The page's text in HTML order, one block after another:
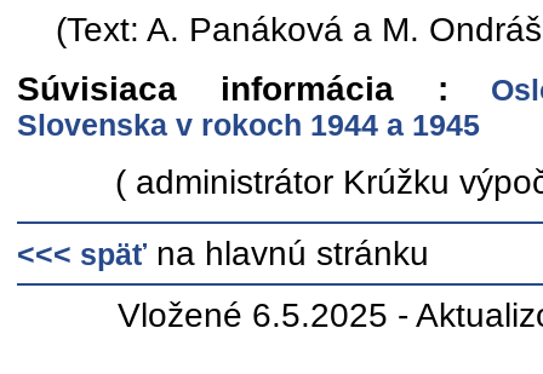
(Text: A. Panáková a M.
Súvisiaca informácia :
Slovenska v rokoch 1944 a 1945
( administrátor Krúžku
<<< späť na hlavnú stránku
Vložené 6.5.2025 -